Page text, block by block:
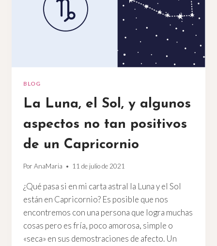
BLOG
La Luna, el Sol, y algunos
aspectos no tan positivos
de un Capricornio
Por AnaMaria 11 de julio de 2021
¿Qué pasa si en mi carta astral la Luna y el Sol
están en Capricornio? Es posible que nos
encontremos con una persona que logra muchas
cosas pero es fría, poco amorosa, simple o
«seca» en sus demostraciones de afecto. Un